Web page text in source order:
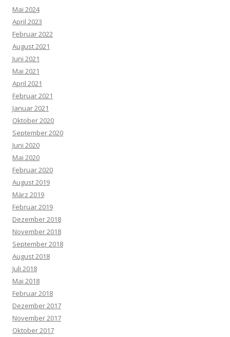
Mai 2024
April 2023
Februar 2022
August 2021
Juni 2021
Mai 2021
April 2021
Februar 2021
Januar 2021
Oktober 2020
September 2020
Juni 2020
Mai 2020
Februar 2020
August 2019
März 2019
Februar 2019
Dezember 2018
November 2018
September 2018
August 2018
Juli 2018
Mai 2018
Februar 2018
Dezember 2017
November 2017
Oktober 2017